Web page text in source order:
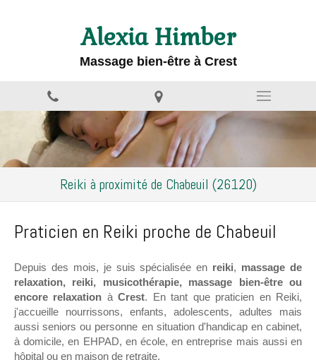
Alexia Himber
Massage bien-être à Crest
Reiki à proximité de Chabeuil (26120)
Praticien en Reiki proche de Chabeuil
Depuis des mois, je suis spécialisée en reiki, massage de
relaxation, reiki, musicothérapie, massage bien-être ou
encore relaxation àCrest. En tant que praticien en Reiki,
j'accueille nourrissons, enfants, adolescents, adultes mais
aussi seniors ou personne en situation d'handicap en cabinet,
à domicile, en EHPAD, en école, en entreprise mais aussi en
hôpital ou en maison de retraite.